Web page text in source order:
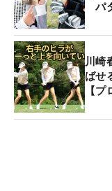
パ
川崎
ばせ
【